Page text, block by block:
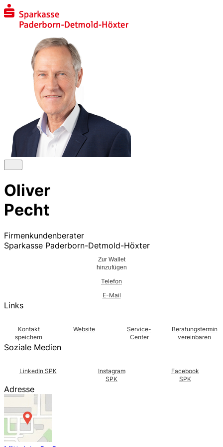
Oliver
Pecht
Firmenkundenberater
Sparkasse Paderborn-Detmold-Höxter
Zur Wallet
hinzufügen
Telefon
E-Mail
Links
Kontakt
speichern
Website
Service-
Center
Beratungstermin
vereinbaren
Soziale Medien
LinkedIn SPK
Instagram
SPK
Facebook
SPK
Adresse